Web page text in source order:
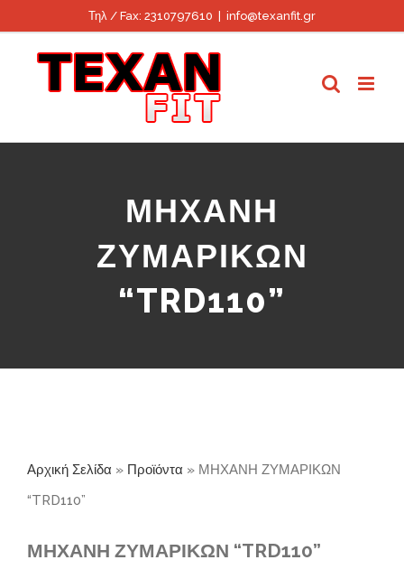
Τηλ / Fax: 2310797610 info@texanfit.gr
ΜΗΧΑΝΗ
ΖΥΜΑΡΙΚΩΝ
“TRD110”
Αρχική Σελίδα » Προϊόντα » ΜΗΧΑΝΗ ΖΥΜΑΡΙΚΩΝ
“TRD110”
ΜΗΧΑΝΗ ΖΥΜΑΡΙΚΩΝ “TRD110”